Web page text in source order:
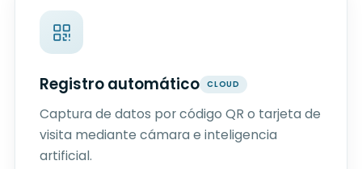
Registro automático CLOUD
Captura de datos por código QR o tarjeta de
visita mediante cámara e inteligencia
artificial.